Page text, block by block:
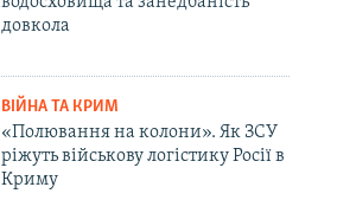
довкола
ВІЙНА ТА КРИМ
«Полювання на колони». Як ЗСУ
ріжуть військову логістику Росії в
Криму